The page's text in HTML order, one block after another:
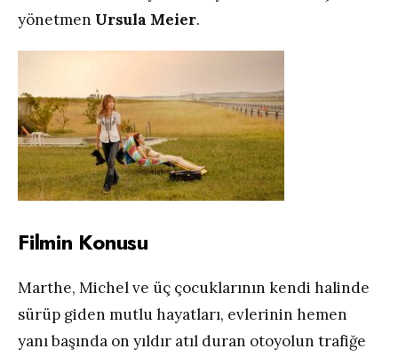
yönetmen Ursula Meier.
Filmin Konusu
Marthe, Michel ve üç çocuklarının kendi halinde
sürüp giden mutlu hayatları, evlerinin hemen
yanı başında on yıldır atıl duran otoyolun trafiğe